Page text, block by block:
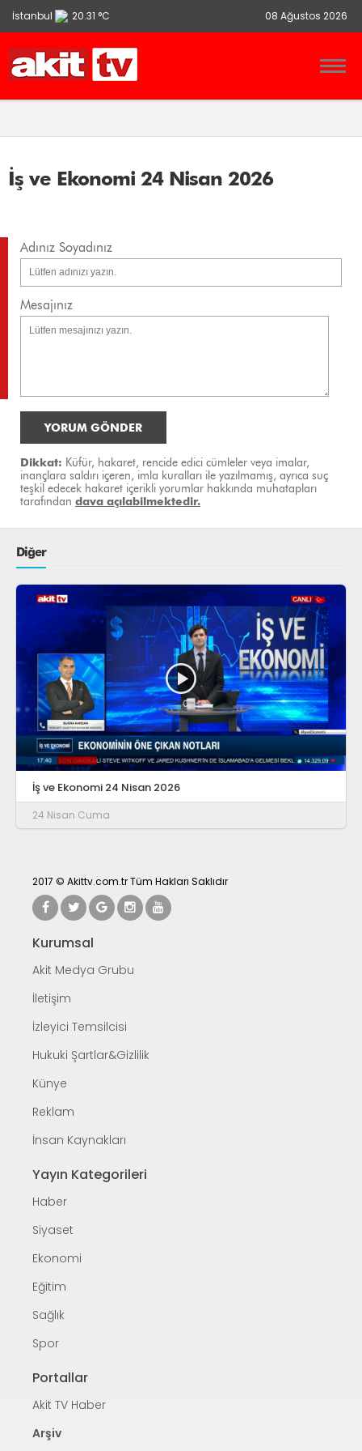
İstanbul 20.31 °C
Ankara 13.9 °C
İzmir 21.86 °C
08 Ağustos 2026
İş ve Ekonomi 24 Nisan 2026
Adınız Soyadınız
Mesajınız
YORUM GÖNDER
Dikkat: Küfür, hakaret, rencide edici cümleler veya imalar,
inançlara saldırı içeren, imla kuralları ile yazılmamış, ayrıca suç
teşkil edecek hakaret içerikli yorumlar hakkında muhatapları
tarafından dava açılabilmektedir.
Diğer
İş ve Ekonomi 24 Nisan 2026
24 Nisan Cuma
2017 © Akittv.com.tr Tüm Hakları Saklıdır
Kurumsal
Akit Medya Grubu
İletişim
İzleyici Temsilcisi
Hukuki Şartlar&Gizlilik
Künye
Reklam
İnsan Kaynakları
Yayın Kategorileri
Haber
Siyaset
Ekonomi
Eğitim
Sağlık
Spor
Portallar
Akit TV Haber
Arşiv